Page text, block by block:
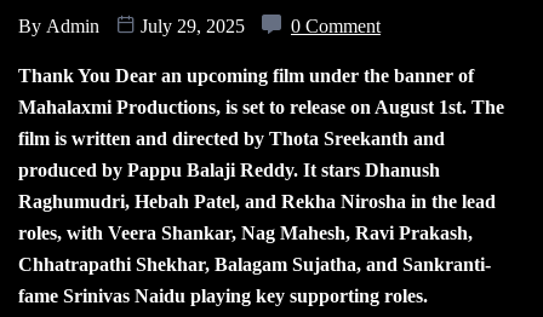
By Admin July 29, 2025 0 Comment
Thank You Dear an upcoming film under the banner of
Mahalaxmi Productions, is set to release on August 1st. The
film is written and directed by Thota Sreekanth and
produced by Pappu Balaji Reddy. It stars Dhanush
Raghumudri, Hebah Patel, and Rekha Nirosha in the lead
roles, with Veera Shankar, Nag Mahesh, Ravi Prakash,
Chhatrapathi Shekhar, Balagam Sujatha, and Sankranti-
fame Srinivas Naidu playing key supporting roles.